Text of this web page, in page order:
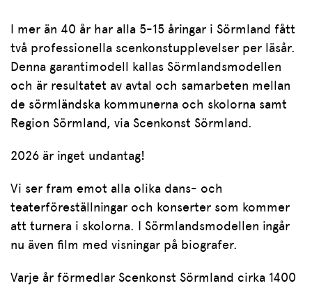
I mer än 40 år har alla 5-15 åringar i Sörmland fått
två professionella scenkonstupplevelser per läsår.
Denna garantimodell kallas Sörmlandsmodellen
och är resultatet av avtal och samarbeten mellan
de sörmländska kommunerna och skolorna samt
Region Sörmland, via Scenkonst Sörmland.
2026 är inget undantag!
Vi ser fram emot alla olika dans- och
teaterföreställningar och konserter som kommer
att turnera i skolorna. I Sörmlandsmodellen ingår
nu även film med visningar på biografer.
Varje år förmedlar Scenkonst Sörmland cirka 1400